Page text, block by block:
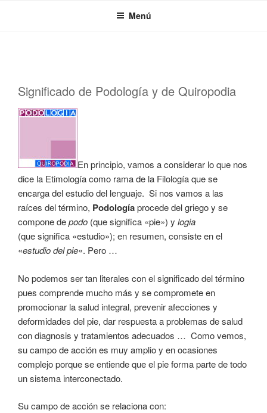
Menú
EL
Significado de Podología y de Quiropodia
En principio, vamos a considerar lo que nos
dice la Etimología como rama de la Filología que se
encarga del estudio del lenguaje. Si nos vamos a las
raíces del término, Podologíaprocede del griego y se
compone depodo (que significa «pie») y logia
(que significa «estudio»); en resumen, consiste en el
«estudio del pie«. Pero …
No podemos ser tan literales con el significado del término
pues comprende mucho más y se compromete en
promocionar la salud integral, prevenir afecciones y
deformidades del pie, dar respuesta a problemas de salud
con diagnosis y tratamientos adecuados … Como vemos,
su campo de acción es muy amplio y en ocasiones
complejo porque se entiende que el pie forma parte de todo
un sistema interconectado.
Su campo de acción se relaciona con: